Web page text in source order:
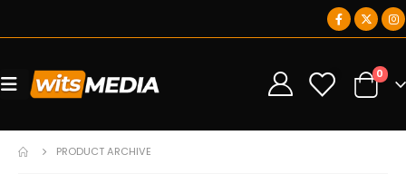
0 0
PRODUCT ARCHIVE